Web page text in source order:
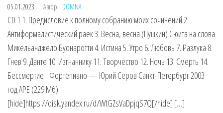
05.01.2023 Автор: DOMNA
CD 1 1. Предисловие к полному собранию моих сочинений 2.
Антиформалистический раек 3. Весна, весна (Пушкин) Сюита на слова
Микельанджело Буонаротти 4. Истина 5. Утро 6. Любовь 7. Разлука 8.
Гнев 9. Данте 10. Изгнаннику 11. Творчество 12. Ночь 13. Смерть 14.
Бессмертие Фортепиано — Юрий Серов Санкт-Петербург 2003
год APE (229 Мб)
[hide]https://disk.yandex.ru/d/WtGZsVaDpjqS7Q[/hide] […]